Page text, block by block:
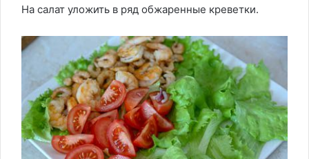
На салат уложить в ряд обжаренные креветки.